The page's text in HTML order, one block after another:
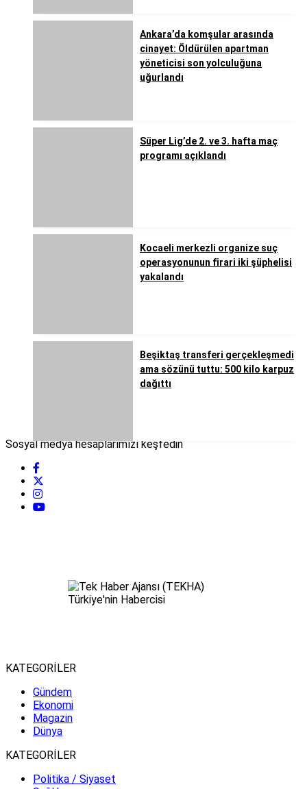
Ankara’da komşular arasında
cinayet: Öldürülen apartman
yöneticisi son yolculuğuna
uğurlandı
Süper Lig’de 2. ve 3. hafta maç
programı açıklandı
Kocaeli merkezli organize suç
operasyonunun firari iki şüphelisi
yakalandı
Beşiktaş transferi gerçekleşmedi
ama sözünü tuttu: 500 kilo karpuz
dağıttı
Sosyal medya hesaplarımızı keşfedin
KATEGORİLER
Gündem
Ekonomi
Magazin
Dünya
KATEGORİLER
Politika / Siyaset